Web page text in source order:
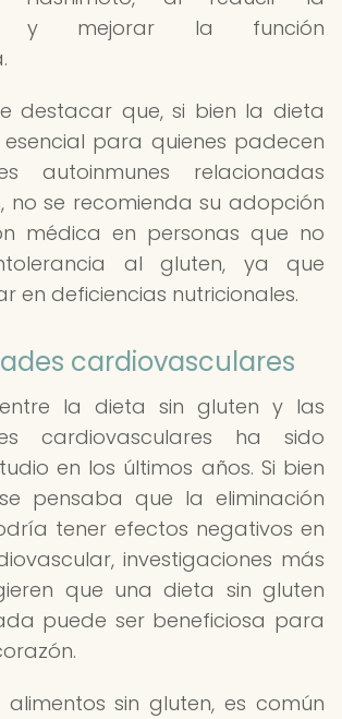
y mejorar la función
destacar que, si bien la dieta
para quienes padecen
autoinmunes relacionadas
no se recomienda su adopción
médica en personas que no
al gluten, ya que
en deficiencias nutricionales.
cardiovasculares
la dieta sin gluten y las
cardiovasculares ha sido
en los últimos años. Si bien
pensaba que la eliminación
tener efectos negativos en
investigaciones más
que una dieta sin gluten
puede ser beneficiosa para
sin gluten, es común